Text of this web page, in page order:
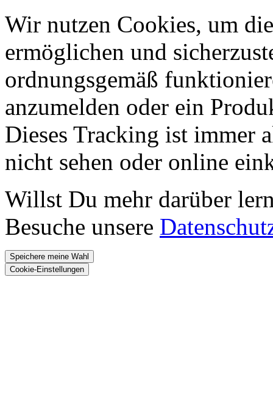
Wir nutzen Cookies, um
ermöglichen und
ordnungsgemäß
anzumelden oder ein
Dieses Tracking ist immer
nicht sehen oder online
Willst Du mehr darüber
Besuche unsere
Speichere meine Wahl
Cookie-Einstellungen